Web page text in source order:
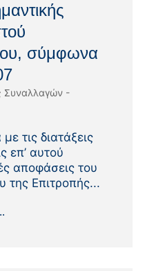
σύμφωνα
Συναλλαγών -
τις διατάξεις
επ’ αυτού
αποφάσεις του
της Επιτροπής...